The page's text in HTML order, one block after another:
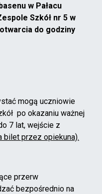
w Pałacu
Szkół nr 5 w
do godziny
mogą uczniowie
po okazaniu ważnej
7 lat, wejście z
bilet przez opiekuna).
przerw
bezpośrednio na